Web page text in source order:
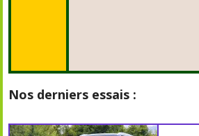
Nos derniers essais :